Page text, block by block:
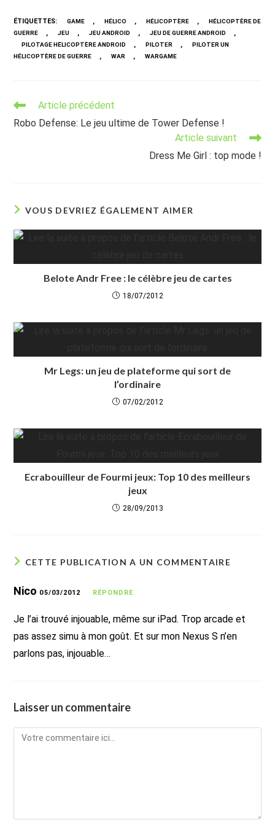
ÉTIQUETTES: GAME , HÉLICO , HÉLICOPTÈRE ,
HÉLICOPTÈRE DE
GUERRE
, JEU , JEU ANDROID , JEU DE GUERRE ANDROID ,
PILOTAGE HÉLICOPTÈRE ANDROID , PILOTER ,
PILOTER UN
HÉLICOPTÈRE DE GUERRE
, WAR , WARGAME
Read
articles
Article précédent
Robo Defense: Le jeu ultime de Tower Defense !
Article suivant
Dress Me Girl : top mode !
VOUS DEVRIEZ ÉGALEMENT AIMER
Belote Andr Free : le célèbre jeu de cartes
18/07/2012
Mr Legs: un jeu de plateforme qui sort de
l’ordinaire
07/02/2012
Ecrabouilleur de Fourmi jeux: Top 10 des meilleurs
jeux
28/09/2013
CETTE PUBLICATION A UN COMMENTAIRE
Nico 05/03/2012 RÉPONDRE
Je l’ai trouvé injouable, même sur iPad. Trop arcade et
pas assez simu à mon goût. Et sur mon Nexus S n’en
parlons pas, injouable…
Laisser un commentaire
Comment